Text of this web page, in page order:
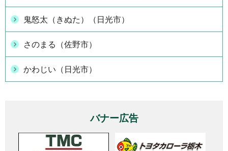
鬼怒太（きぬた）（日光市）
さのまる（佐野市）
かわじい（日光市）
バナー広告